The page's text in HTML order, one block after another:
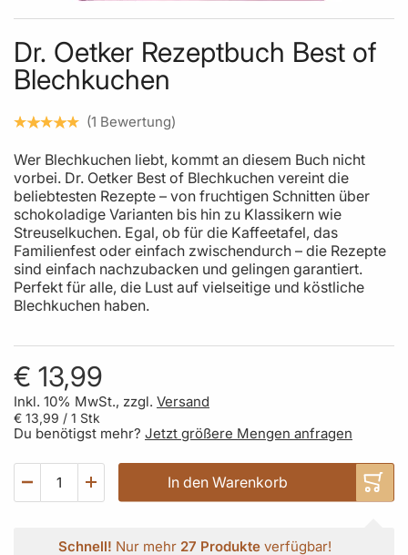
Skip to the beginning of the images gallery
Dr. Oetker Rezeptbuch Best of
Blechkuchen
1 Bewertung
Wer Blechkuchen liebt, kommt an diesem Buch nicht
vorbei. Dr. Oetker Best of Blechkuchen vereint die
beliebtesten Rezepte – von fruchtigen Schnitten über
schokoladige Varianten bis hin zu Klassikern wie
Streuselkuchen. Egal, ob für die Kaffeetafel, das
Familienfest oder einfach zwischendurch – die Rezepte
sind einfach nachzubacken und gelingen garantiert.
Perfekt für alle, die Lust auf vielseitige und köstliche
Blechkuchen haben.
€ 13,99
Inkl. 10% MwSt., zzgl. Versand
€ 13,99 / 1 Stk
Du benötigst mehr? Jetzt größere Mengen anfragen
In den Warenkorb
Schnell! Nur mehr 27 Produkteverfügbar!